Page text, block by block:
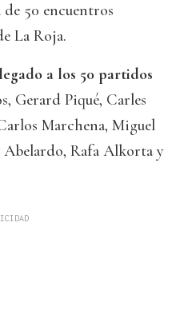
50 encuentros
La Roja.
a los 50 partidos
Gerard Piqué, Carles
Marchena, Miguel
Rafa Alkorta y